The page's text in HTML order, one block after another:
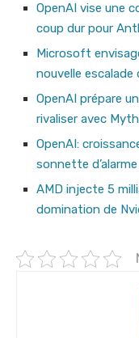
OpenAI vise une
coup dur pour
Microsoft
nouvelle escalade
OpenAI prépare
rivaliser avec
OpenAI:
sonnette d’alarme
AMD injecte 5
domination de